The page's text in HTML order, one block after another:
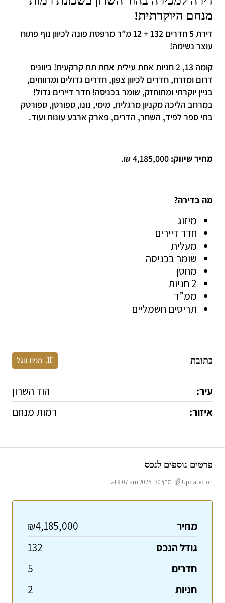
מנחם היוקרתית!
דירת 5 חדרים 132 + 12 מ”ר מרפסת פונה לכיוון נוף פתוח
עוצר נשימה!
קומה 13, 2 חניות אחת עילית אחת תת קרקעית! כיוונים
דרום ומזרח, חדרים לכיוון צפון, חדרים גדולים ומרווחים,
בניין יוקרתי ומתוחזק, שומר בכניסה! חדר דיירים גדול!
במרחב הליכה מקניון מרגלית, מימי, נונו, ספורטן, ספורטק
בתי ספר לפיד, השחר, הדרים, פארק ארבע עונות ועוד.
מחיר שיווק:
מה בדירה?
מיזוג
חדר דיירים
מעלית
שומר בכניסה
מחסן
2 חניות
ממ”ד
תריסים חשמליים
כתובת מפת גוגל
עיר:
הוד השרון
איזור:
רמות מנחם
פרטים נוספים לנכס
Updated on מרץ 30, 2025 at 9:07 am
מחיר
₪4,185,000
גודל הנכס
132
חדרים
5
חניות
2